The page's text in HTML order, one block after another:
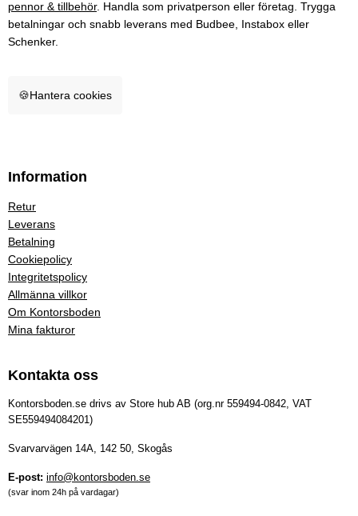
pennor & tillbehör. Handla som privatperson eller företag. Trygga
betalningar och snabb leverans med Budbee, Instabox eller
Schenker.
🍪Hantera cookies
Information
Retur
Leverans
Betalning
Cookiepolicy
Integritetspolicy
Allmänna villkor
Om Kontorsboden
Mina fakturor
Kontakta oss
Kontorsboden.se drivs av Store hub AB (org.nr 559494-0842, VAT
SE559494084201)
Svarvarvägen 14A, 142 50, Skogås
E-post: info@kontorsboden.se
(svar inom 24h på vardagar)